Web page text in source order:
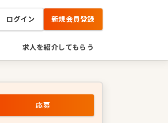
ログイン 新規会員登録
求人を紹介してもらう
応募